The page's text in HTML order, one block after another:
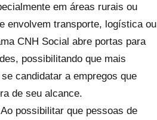
em áreas rurais ou
envolvem transporte, logística ou
CNH Social abre portas para
possibilitando que mais
candidatar a empregos que
de seu alcance.
possibilitar que pessoas de